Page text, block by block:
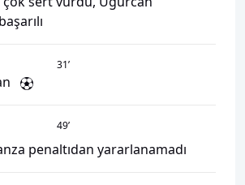
31’
49’
penaltıdan yararlanamadı